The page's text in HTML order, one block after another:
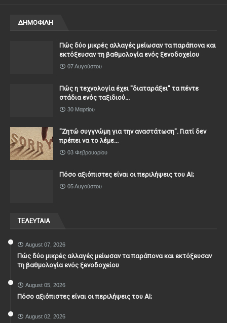
ΔΗΜΟΦΙΛΗ
Πώς δύο μικρές αλλαγές μείωσαν τα παράπονα και
εκτόξευσαν τη βαθμολογία ενός ξενοδοχείου
07 Αυγούστου
Πώς η τεχνολογία έχει ''διαταράξει'' τα πέντε
στάδια ενός ταξιδιού...
30 Μαρτίου
"Ζητώ συγγνώμη για την αναστάτωση". Γιατί δεν
πρέπει να το λέμε...
03 Φεβρουαρίου
Πόσο αξιόπιστες είναι οι περιλήψεις του ΑΙ;
05 Αυγούστου
ΤΕΛΕΥΤΑΙΑ
August 07, 2026
Πώς δύο μικρές αλλαγές μείωσαν τα παράπονα και εκτόξευσαν
τη βαθμολογία ενός ξενοδοχείου
August 05, 2026
Πόσο αξιόπιστες είναι οι περιλήψεις του ΑΙ;
August 02, 2026